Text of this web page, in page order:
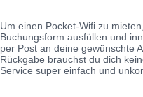
Um einen Pocket-Wifi zu
Buchungsform ausfüllen und
per Post an deine gewünschte
Rückgabe brauchst du dich
Service super einfach und